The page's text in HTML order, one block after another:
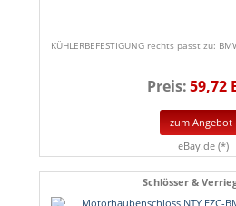
KÜHLERBEFESTIGUNG rechts passt zu:
Preis:59,72
zum Angebot
eBay.de (*)
Schlösser &